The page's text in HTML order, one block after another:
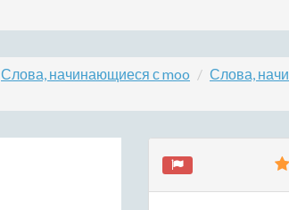
Слова, начинающиеся с moo
Слова,